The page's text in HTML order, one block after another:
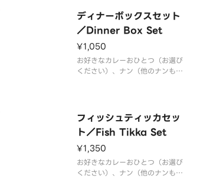
ディナーボックスセット
／Dinner Box Set
¥1,050
お好きなカレーおひとつ（お選び
ください）、ナン（他のナンもご
いてますが、実際にはどちらかお
ひとつです。※現在はターメリッ
クライスから白いご飯に変更され
ています
フィッシュティッカセッ
ト／Fish Tikka Set
¥1,350
お好きなカレーおひとつ（お選び
ください）、ナン（他のナンもご